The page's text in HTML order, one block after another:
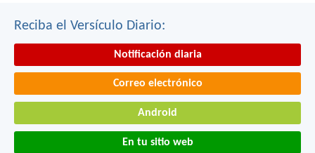
Reciba el Versículo Diario:
Notificación diaria
Correo electrónico
Android
En tu sitio web